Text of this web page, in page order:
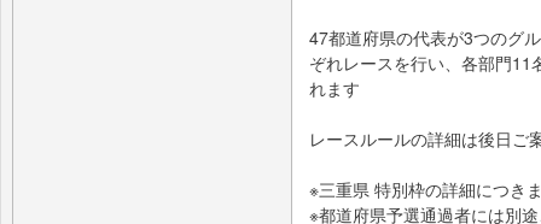
47都道府県の代表が3つのグ
ぞれレースを行い、各部門
れます
レースルールの詳細は後日ご
※三重県 特別枠の詳細につき
※都道府県予選通過者には別